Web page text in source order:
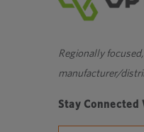
Regionally
manufacturer/
Stay Connected